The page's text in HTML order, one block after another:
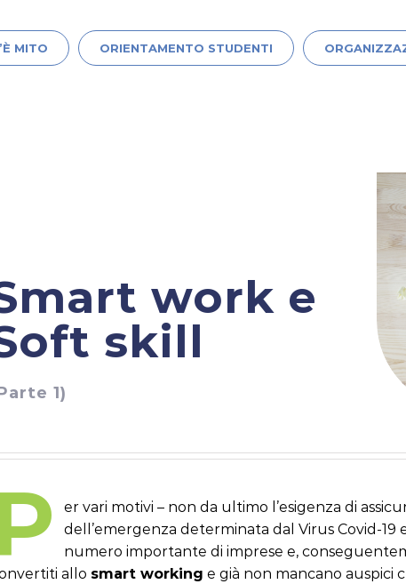
MITO ORIENTAMENTO STUDENTI
work e
skill
1)
er vari motivi – non da ultimo l’esigenza di
dell’emergenza determinata dal Virus Covid-
numero importante di imprese e,
allo smart working e già non mancano auspici